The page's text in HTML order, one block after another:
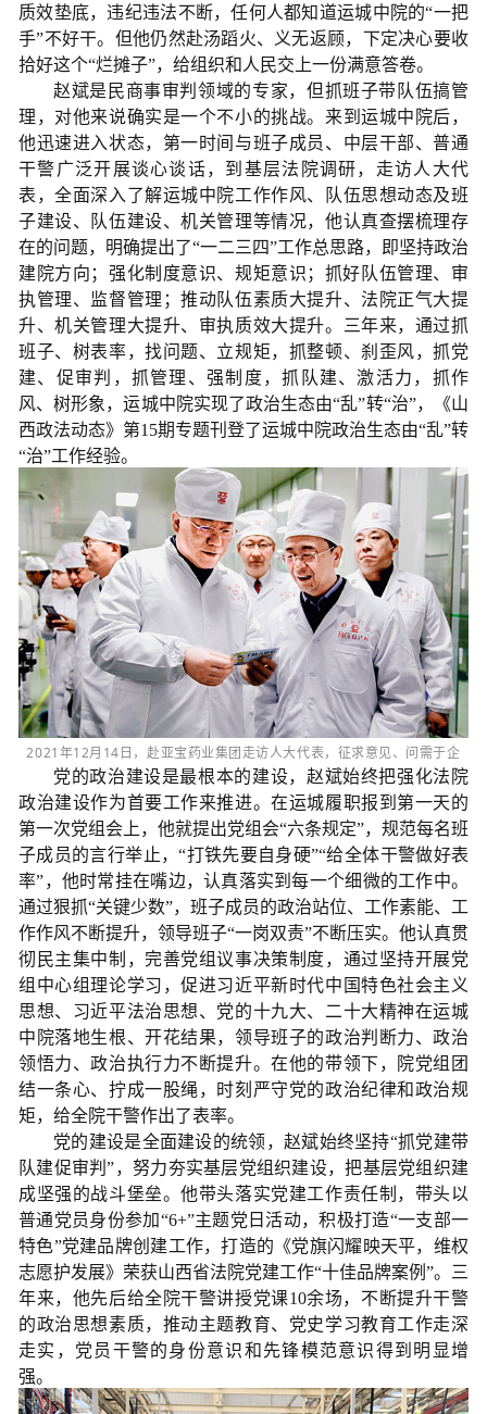
质效垫底，违纪违法不断，任何人都知道运城中院的“一把
手”不好干。但他仍然赴汤蹈火、义无返顾，下定决心要收
拾好这个“烂摊子”，给组织和人民交上一份满意答卷。
赵斌是民商事审判领域的专家，但抓班子带队伍搞管
理，对他来说确实是一个不小的挑战。来到运城中院后，
他迅速进入状态，第一时间与班子成员、中层干部、普通
干警广泛开展谈心谈话，到基层法院调研，走访人大代
表，全面深入了解运城中院工作作风、队伍思想动态及班
子建设、队伍建设、机关管理等情况，他认真查摆梳理存
在的问题，明确提出了“一二三四”工作总思路，即坚持政治
建院方向；强化制度意识、规矩意识；抓好队伍管理、审
执管理、监督管理；推动队伍素质大提升、法院正气大提
升、机关管理大提升、审执质效大提升。三年来，通过抓
班子、树表率，找问题、立规矩，抓整顿、刹歪风，抓党
建、促审判，抓管理、强制度，抓队建、激活力，抓作
风、树形象，运城中院实现了政治生态由“乱”转“治”，《山
西政法动态》第15期专题刊登了运城中院政治生态由“乱”转
“治”工作经验。
2021年12月14日，赴亚宝药业集团走访人大代表，征求意见、问需于企
党的政治建设是最根本的建设，赵斌始终把强化法院
政治建设作为首要工作来推进。在运城履职报到第一天的
第一次党组会上，他就提出党组会“六条规定”，规范每名班
子成员的言行举止，“打铁先要自身硬”“给全体干警做好表
率”，他时常挂在嘴边，认真落实到每一个细微的工作中。
通过狠抓“关键少数”，班子成员的政治站位、工作素能、工
作作风不断提升，领导班子“一岗双责”不断压实。他认真贯
彻民主集中制，完善党组议事决策制度，通过坚持开展党
组中心组理论学习，促进习近平新时代中国特色社会主义
思想、习近平法治思想、党的十九大、二十大精神在运城
中院落地生根、开花结果，领导班子的政治判断力、政治
领悟力、政治执行力不断提升。在他的带领下，院党组团
结一条心、拧成一股绳，时刻严守党的政治纪律和政治规
矩，给全院干警作出了表率。
党的建设是全面建设的统领，赵斌始终坚持“抓党建带
队建促审判”，努力夯实基层党组织建设，把基层党组织建
成坚强的战斗堡垒。他带头落实党建工作责任制，带头以
普通党员身份参加“6+”主题党日活动，积极打造“一支部一
特色”党建品牌创建工作，打造的《党旗闪耀映天平，维权
志愿护发展》荣获山西省法院党建工作“十佳品牌案例”。三
年来，他先后给全院干警讲授党课10余场，不断提升干警
的政治思想素质，推动主题教育、党史学习教育工作走深
走实，党员干警的身份意识和先锋模范意识得到明显增
强。